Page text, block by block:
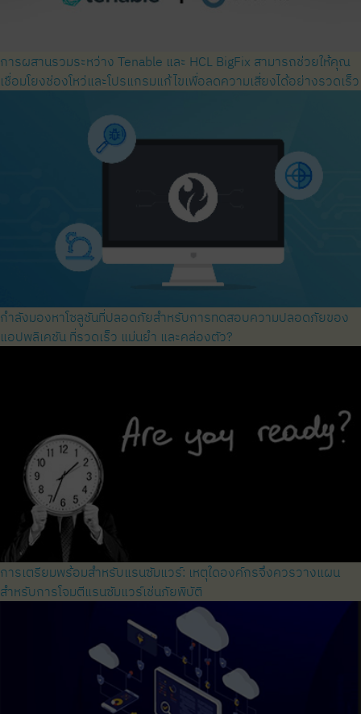
การผสานรวมระหว่าง Tenable และ HCL BigFix สามารถช่วยให้คุณ
เชื่อมโยงช่องโหว่และโปรแกรมแก้ไขเพื่อลดความเสี่ยงได้อย่างรวดเร็ว
กำลังมองหาโซลูชันที่ปลอดภัยสำหรับการทดสอบความปลอดภัยของ
แอปพลิเคชัน ที่รวดเร็ว แม่นยำ และคล่องตัว?
การเตรียมพร้อมสำหรับแรนซัมแวร์: เหตุใดองค์กรจึงควรวางแผน
สำหรับการโจมตีแรนซัมแวร์เช่นภัยพิบัติ